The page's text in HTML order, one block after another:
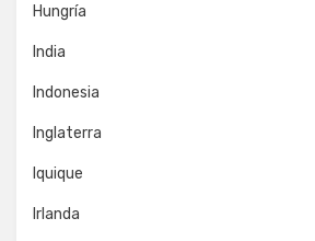
Hungría
India
Indonesia
Inglaterra
Iquique
Irlanda